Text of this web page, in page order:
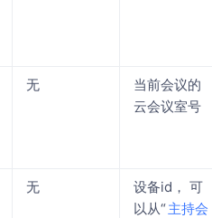
无
当前会议的
云会议室号
无
设备id， 可
以从“主持会